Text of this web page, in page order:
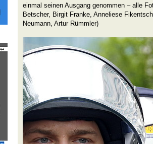
einmal seinen Ausgang genommen – alle
Betscher, Birgit Franke, Anneliese
Neumann, Artur Rümmler)